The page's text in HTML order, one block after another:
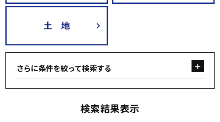
さらに条件を絞って検索する
検索結果表示